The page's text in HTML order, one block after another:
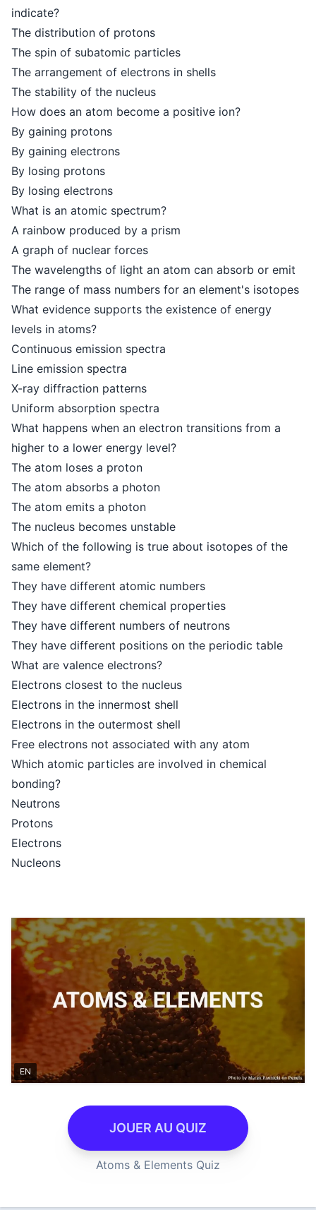
indicate?
The distribution of protons
The spin of subatomic particles
The arrangement of electrons in shells
The stability of the nucleus
How does an atom become a positive ion?
By gaining protons
By gaining electrons
By losing protons
By losing electrons
What is an atomic spectrum?
A rainbow produced by a prism
A graph of nuclear forces
The wavelengths of light an atom can absorb or emit
The range of mass numbers for an element's isotopes
What evidence supports the existence of energy
levels in atoms?
Continuous emission spectra
Line emission spectra
X-ray diffraction patterns
Uniform absorption spectra
What happens when an electron transitions from a
higher to a lower energy level?
The atom loses a proton
The atom absorbs a photon
The atom emits a photon
The nucleus becomes unstable
Which of the following is true about isotopes of the
same element?
They have different atomic numbers
They have different chemical properties
They have different numbers of neutrons
They have different positions on the periodic table
What are valence electrons?
Electrons closest to the nucleus
Electrons in the innermost shell
Electrons in the outermost shell
Free electrons not associated with any atom
Which atomic particles are involved in chemical
bonding?
Neutrons
Protons
Electrons
Nucleons
EN
JOUER AU QUIZ
Atoms & Elements Quiz